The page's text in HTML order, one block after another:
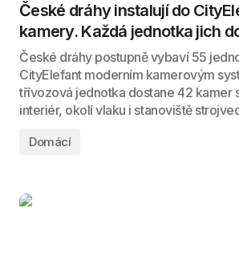
České dráhy instalují do
kamery. Každá jednotka jich
České dráhy postupně vybaví 55
CityElefant moderním kamerovým
třívozová jednotka dostane 42 kamer
interiér, okolí vlaku i stanoviště
Domácí